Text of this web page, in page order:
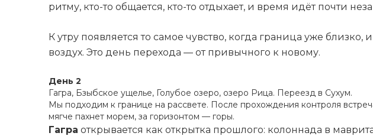
ритму, кто-то общается, кто-то отдыхает, и время идёт почти
К утру появляется то самое чувство, когда граница уже
воздух. Это день перехода — от привычного к новому.
День 2
Гагра, Бзыбское ущелье, Голубое озеро, озеро Рица. Переезд в Сухум.
Мы подходим к границе на рассвете. После прохождения контроля
мягче пахнет морем, за горизонтом — горы.
Гагра открывается как открытка прошлого: колоннада в